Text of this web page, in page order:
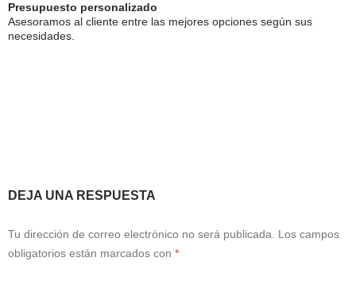
Presupuesto personalizado
Asesoramos al cliente entre las mejores opciones según sus
necesidades.
DEJA UNA RESPUESTA
Tu dirección de correo electrónico no será publicada. Los campos
obligatorios están marcados con *